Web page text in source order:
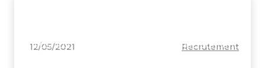
12/05/2021 Recrutement